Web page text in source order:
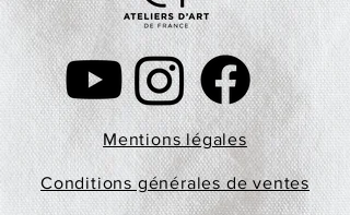
Mentions légales
Conditions générales de ventes